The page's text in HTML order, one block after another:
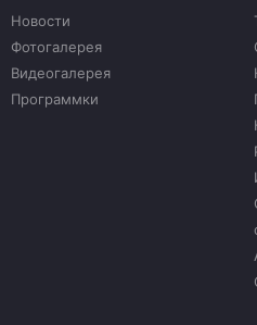
Новости
Фотогалерея
Видеогалерея
Программки